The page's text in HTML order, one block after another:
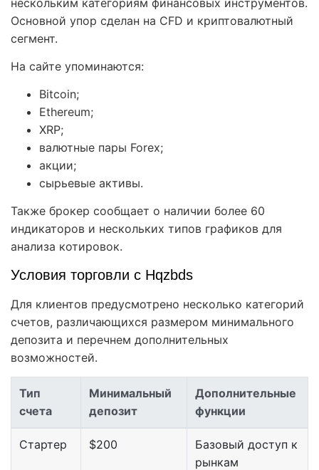
Основной упор сделан на CFD и криптовалютный
сегмент.
На сайте упоминаются:
Bitcoin;
Ethereum;
XRP;
валютные пары Forex;
акции;
сырьевые активы.
Также брокер сообщает о наличии более 60
индикаторов и нескольких типов графиков для
анализа котировок.
Условия торговли с Hqzbds
Для клиентов предусмотрено несколько категорий
счетов, различающихся размером минимального
депозита и перечнем дополнительных
возможностей.
Тип
счета
Минимальный
депозит
Дополнительные
функции
Стартер $200
Базовый доступ к
рынкам